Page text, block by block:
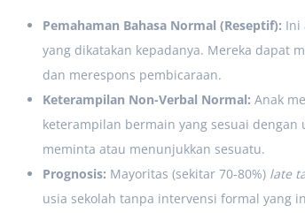
Pemahaman Bahasa Normal (Reseptif): Ini
yang dikatakan kepadanya. Mereka dapat
dan merespons pembicaraan.
Keterampilan Non-Verbal Normal: Anak
keterampilan bermain yang sesuai
meminta atau menunjukkan sesuatu.
Prognosis: Mayoritas (sekitar 70-80%) late
usia sekolah tanpa intervensi formal yang